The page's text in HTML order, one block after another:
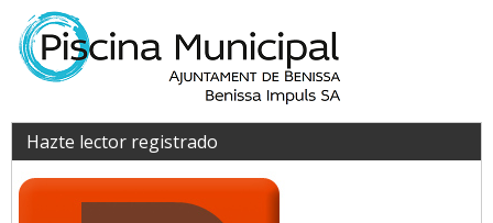
Hazte lector registrado